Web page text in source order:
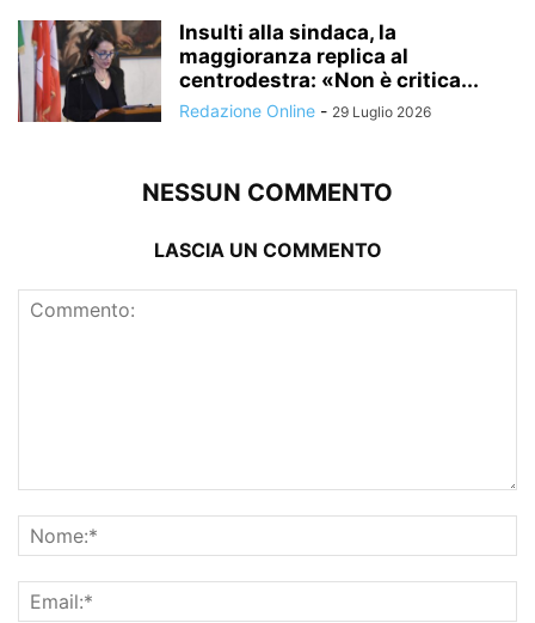
Insulti alla sindaca, la
maggioranza replica al
centrodestra: «Non è critica...
Redazione Online - 29 Luglio 2026
NESSUN COMMENTO
LASCIA UN COMMENTO